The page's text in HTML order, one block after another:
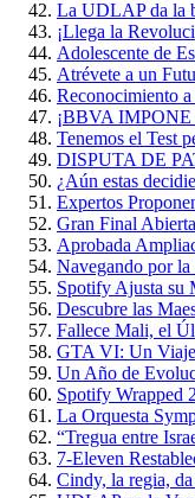
La UDLAP da la
¡Llega la
Adolescente de
Atrévete a un
Reconocimiento
¡BBVA
Tenemos el Test
DISPUTA DE
¿Aún estas
Expertos
Gran Final
Aprobada
Navegando por
Spotify Ajusta su
Descubre las
Fallece Mali, el
GTA VI: Un Viaje
Un Año de
Spotify Wrapped
La Orquesta
“Tregua entre
7-Eleven
Cindy, la regia,